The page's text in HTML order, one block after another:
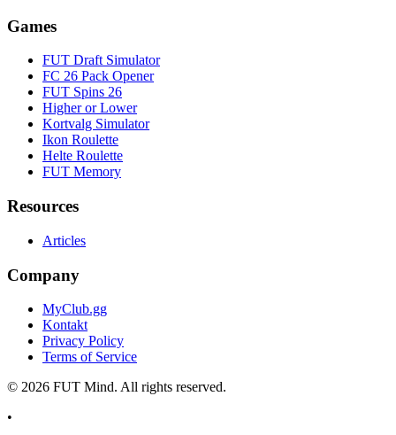
Games
FUT Draft Simulator
FC 26 Pack Opener
FUT Spins 26
Higher or Lower
Kortvalg Simulator
Ikon Roulette
Helte Roulette
FUT Memory
Resources
Articles
Company
MyClub.gg
Kontakt
Privacy Policy
Terms of Service
© 2026 FUT Mind. All rights reserved.
•